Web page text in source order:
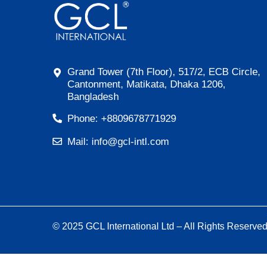
Grand Tower (7th Floor), 517/2, ECB Circle,
Cantonment, Matikata, Dhaka 1206,
Bangladesh
Phone: +8809678771929
Mail: info@gcl-intl.com
© 2025 GCL International Ltd – All Rights Reserved